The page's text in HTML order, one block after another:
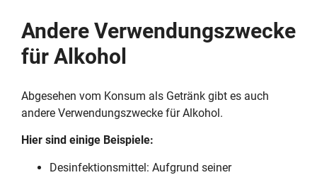
Andere Verwendungszwecke
für Alkohol
Abgesehen vom Konsum als Getränk gibt es auch
andere Verwendungszwecke für Alkohol.
Hier sind einige Beispiele:
Desinfektionsmittel: Aufgrund seiner